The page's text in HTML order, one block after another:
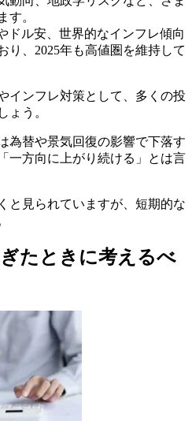
す。
ドル安、世界的なインフレ傾向
り、2025年も高値圏を維持して
インフレ対策として、多くの投
ょう。
為替や景気回復の影響で下落す
一方向に上がり続ける」とは言
と見られていますが、短期的な
たときに考えるべ